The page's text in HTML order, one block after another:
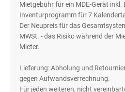
Mietgebühr für ein MDE-Gerät inkl.
Inventurprogramm für 7
Der Neupreis für das
MWSt. - das Risiko während der
Mieter.
Lieferung: Abholung und
gegen Aufwandsverrechnung.
Für jeden weiteren, nicht